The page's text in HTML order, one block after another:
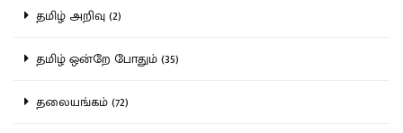
தமிழ் அறிவு (2)
தமிழ் ஒன்றே போதும் (35)
தலையங்கம் (72)